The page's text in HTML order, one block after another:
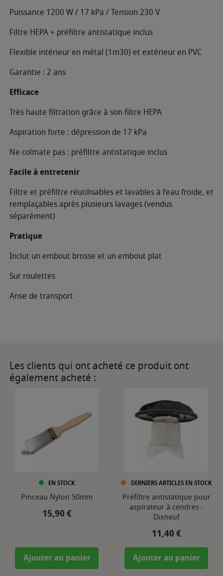
Puissance 1200 W / 17 kPa / Tension 230 V
Filtre HEPA + préfiltre antistatique inclus
Flexible intérieur en métal (1m30) et extérieur en PVC
Garantie : 2 ans
Efficace
Très haute filtration grâce à son filtre HEPA
Aspiration forte : dépression de 17 kPa
Ne colmate pas : préfiltre antistatique inclus
Facile à entretenir
Filtre et préfiltre réutilisables et lavables à l’eau froide, et
remplaçables après plusieurs lavages (vendus
séparément)
Pratique
Inclut un embout brosse et un embout plat
Sur roulettes
Anse de transport
Les clients qui ont acheté ce produit ont
également acheté :
EN STOCK
Pinceau Nylon 50mm
Prix
15,90 €
Ajouter au panier
DERNIERS ARTICLES EN STOCK
Préfiltre antistatique pour
aspirateur à cendres -
Dixneuf
Prix
11,40 €
Ajouter au panier